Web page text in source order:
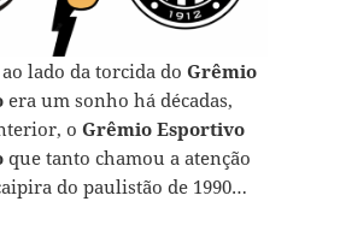
lado da torcida do Grêmio
era um sonho há décadas,
o Grêmio Esportivo
que tanto chamou a atenção
do paulistão de 1990…